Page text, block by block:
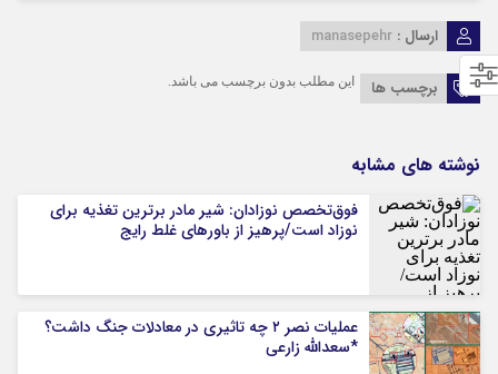
ارسال : manasepehr
برچسب ها این مطلب بدون برچسب می باشد.
نوشته های مشابه
فوق‌تخصص نوزادان: شیر مادر برترین تغذیه برای
نوزاد است/پرهیز از باورهای غلط رایج
عملیات نصر ۲ چه تاثیری در معادلات جنگ داشت؟
*سعدالله زارعی